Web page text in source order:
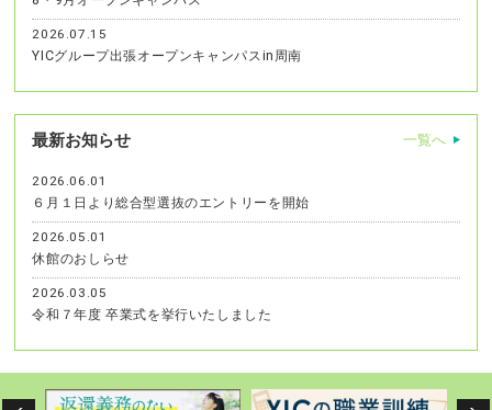
2026.07.15
YICグループ出張オープンキャンパスin周南
最新お知らせ 一覧へ
2026.06.01
６月１日より総合型選抜のエントリーを開始
2026.05.01
休館のおしらせ
2026.03.05
令和７年度 卒業式を挙行いたしました